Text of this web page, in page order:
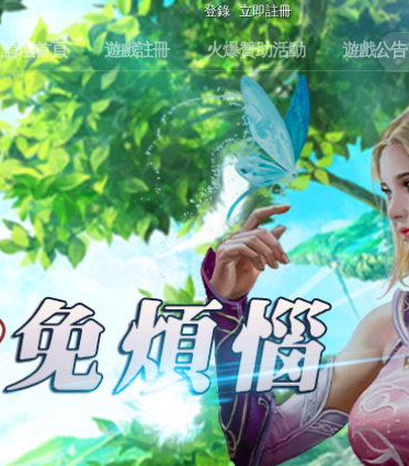
登錄 立即註冊
論壇首頁 遊戲註冊 火爆贊助活動 遊戲公告